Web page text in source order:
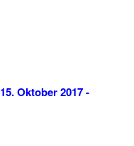
15. Oktober 2017 -